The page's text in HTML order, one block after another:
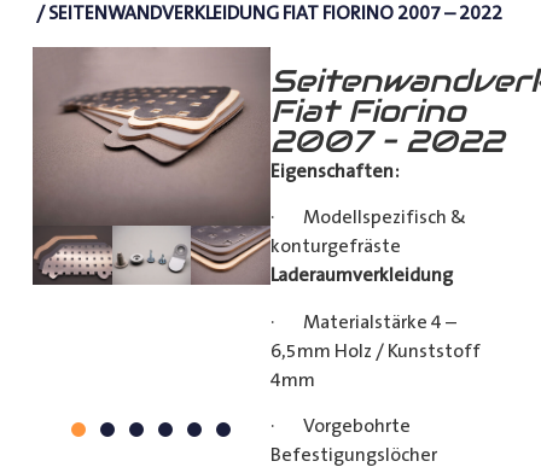
/ SEITENWANDVERKLEIDUNG FIAT FIORINO 2007 – 2022
Fiat Fiorino
2007 – 2022
Eigenschaften:
· Modellspezifisch &
konturgefräste
Laderaumverkleidung
· Materialstärke 4 –
6,5mm Holz / Kunststoff
4mm
· Vorgebohrte
Befestigungslöcher